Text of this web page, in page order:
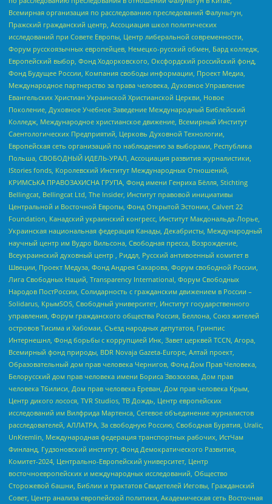
Всемирная организация по расследованию преследований Фалуньгун,
Пражский гражданский центр, Ассоциация школ политических
исследований при Совете Европы, Центр либеральной современности,
Форум русскоязычных европейцев, Немецко-русский обмен, Бард колледж,
Европейский выбор, Фонд Ходорковского, Оксфордский российский фонд,
Фонд Будущее России, Компания свободы информации, Проект Медиа,
Международное партнерство за права человека, Духовное Управление
Евангельских Христиан Украинской Христианской Церкви, Новое
Поколение, Духовное Учебное Заведение Международный Библейский
Колледж, Международное христианское движение, Всемирный Институт
Саентологических Предприятий, Церковь Духовной Технологии,
Европейская сеть организаций по наблюдению за выборами, Республика
Польша, СВОБОДНЫЙ ИДЕЛЬ-УРАЛ, Ассоциация развития журналистики,
IStories fonds, Королевский Институт Международных Отношений,
КРИМСЬКА ПРАВОЗАХИСНА ГРУПА, Фонд имени Генриха Бёлля, Stichting
Bellingcat, Bellingcat Ltd, The Insider, Институт правовой инициативы
Центральной и Восточной Европы, Фонд Открытой Эстонии, Calvert 22
Foundation, Канадский украинский конгресс, Институт Макдональда-Лорье,
Украинская национальная федерация Канады, Декабристы, Международный
научный центр им Вудро Вильсона, Свободная пресса, Возрождение,
Всеукраинский духовный центр , Риддл, Русский антивоенный комитет в
Швеции, Проект Медуза, Фонд Андрея Сахарова, Форум свободной России,
Лига Свободных Наций, Transparеncy International, Форум Свободных
Народов ПостРоссии, Солидарность с гражданским движением в России –
Solidarus, КрымSOS, Свободный университет, Институт государственного
управления, Форум гражданского общества Россия, Беллона, Союз жителей
островов Тисима и Хабомаи, Съезд народных депутатов, Гринпис
Интернешнл, Фонд борьбы с коррупцией Инк, Завет церквей TCCN, Агора,
Всемирный фонд природы, BDR Novaja Gazeta-Europe, Алтай проект,
Образовательный дом прав человека Чернигов, Фонд Дом Прав Человека,
Белорусский дом прав человека имени Бориса Звозскова, Дом прав
человека Тбилиси, Дом прав человека Ереван, Дом прав человека Крым,
Центр дикого лосося, TVR Studios, ТВ Дождь, Центр европейских
исследований им Вилфрида Мартенса, Сетевое объединение журналистов
расследователей, АЛЛАТРА, За свободную Россию, Свободная Бурятия, Uralic,
UnKremlin, Международная федерация транспортных рабочих, ИстЧам
Финланд, Гудзоновский институт, Фонд Демократического Развития,
Комитет-2024, Центрально-Европейский университет, Центр
восточноевропейских и международных исследований, Общество
Сторожевой башни, Библии и трактатов Свидетелей Иеговы, Гражданский
Совет, Центр анализа европейской политики, Академическая сеть Восточная